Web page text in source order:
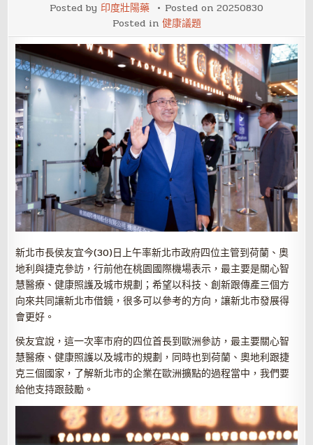
Posted by 印度壯陽藥 Posted on 20250830
Posted in 健康議題
新北市長侯友宜今(30)日上午率新北市政府四位主管到荷蘭、奧
地利與捷克參訪，行前他在桃園國際機場表示，最主要是關心智
慧醫療、健康照護及城市規劃；希望以科技、創新跟傳產三個方
向來共同讓新北市借鏡，很多可以參考的方向，讓新北市發展得
會更好。
侯友宜說，這一次率市府的四位首長到歐洲參訪，最主要關心智
慧醫療、健康照護以及城市的規劃，同時也到荷蘭、奧地利跟捷
克三個國家，了解新北市的企業在歐洲擴點的過程當中，我們要
給他支持跟鼓勵。